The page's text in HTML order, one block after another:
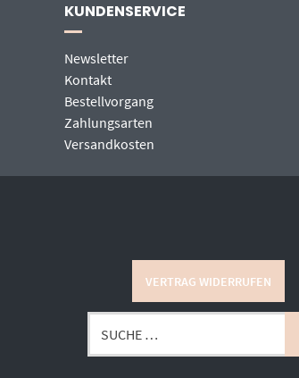
KUNDENSERVICE
Newsletter
Kontakt
Bestellvorgang
Zahlungsarten
Versandkosten
VERTRAG WIDERRUFEN